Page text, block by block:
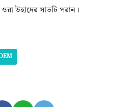
উহাদের সাতটি পরান।